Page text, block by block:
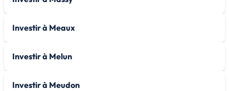
Investir à Meaux
Investir à Melun
Investir à Meudon